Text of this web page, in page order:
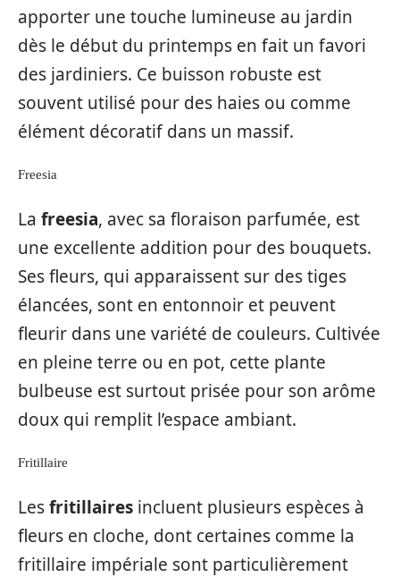
apporter une touche lumineuse au jardin
dès le début du printemps en fait un favori
des jardiniers. Ce buisson robuste est
souvent utilisé pour des haies ou comme
élément décoratif dans un massif.
Freesia
La freesia, avec sa floraison parfumée, est
une excellente addition pour des bouquets.
Ses fleurs, qui apparaissent sur des tiges
élancées, sont en entonnoir et peuvent
fleurir dans une variété de couleurs. Cultivée
en pleine terre ou en pot, cette plante
bulbeuse est surtout prisée pour son arôme
doux qui remplit l’espace ambiant.
Fritillaire
Lesfritillaires incluent plusieurs espèces à
fleurs en cloche, dont certaines comme la
fritillaire impériale sont particulièrement